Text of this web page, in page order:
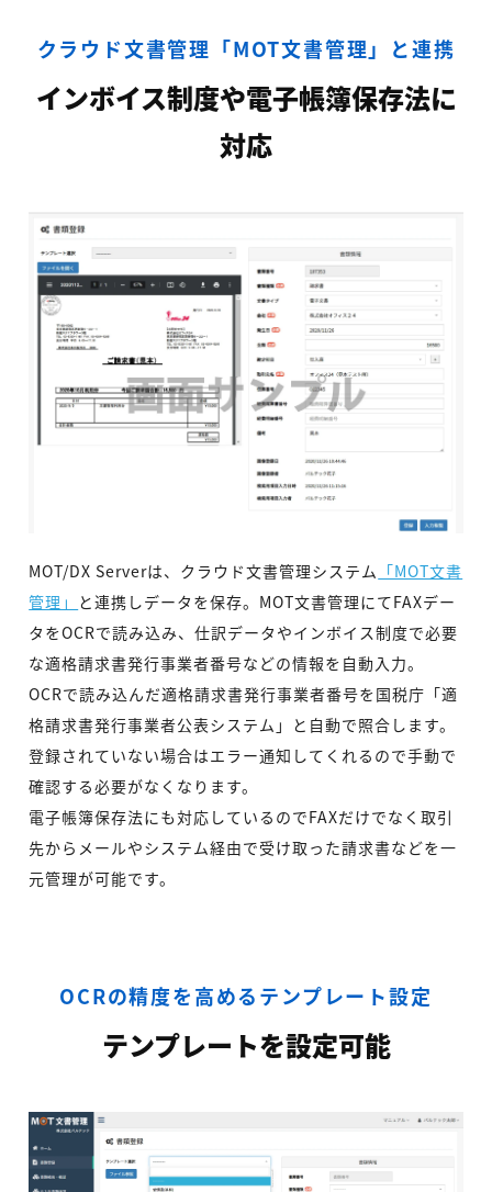
クラウド文書管理「MOT文書管理」と連携
インボイス制度や電子帳簿保存法に
対応
MOT/DX Serverは、クラウド文書管理システム 「MOT文書
管理」
と連携しデータを保存。MOT文書管理にてFAXデー
タをOCRで読み込み、仕訳データやインボイス制度で必要
な適格請求書発行事業者番号などの情報を自動入力。
OCRで読み込んだ適格請求書発行事業者番号を国税庁「適
格請求書発行事業者公表システム」と自動で照合します。
登録されていない場合はエラー通知してくれるので手動で
確認する必要がなくなります。
電子帳簿保存法にも対応しているのでFAXだけでなく取引
先からメールやシステム経由で受け取った請求書などを一
元管理が可能です。
OCRの精度を高めるテンプレート設定
テンプレートを設定可能